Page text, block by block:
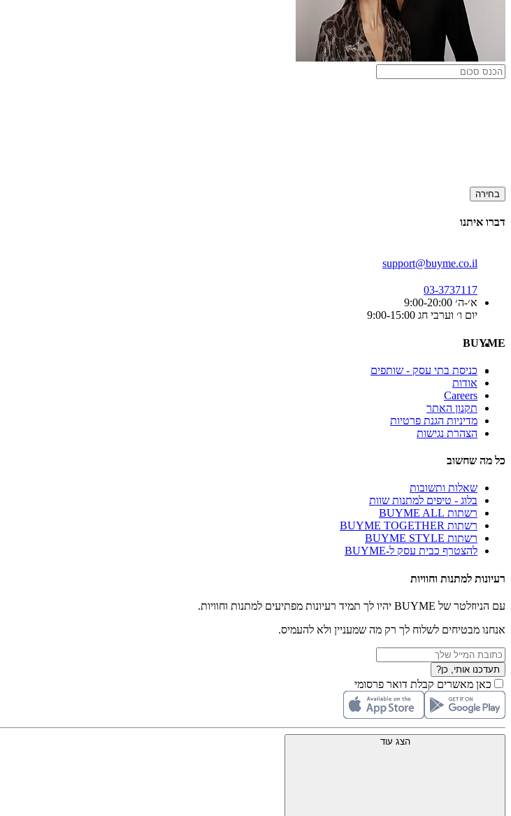
בחירה
דברו איתנו
support@buyme.co.il
03-3737117
א׳-ה׳ 9:00-20:00
יום ו׳ וערבי חג 9:00-15:00
BUYME
כניסת בתי עסק - שותפים
אודות
Careers
תקנון האתר
מדיניות הגנת פרטיות
הצהרת נגישות
כל מה שחשוב
שאלות ותשובות
בלוג - טיפים למתנות שוות
רשתות BUYME ALL
רשתות BUYME TOGETHER
רשתות BUYME STYLE
להצטרף כבית עסק ל-BUYME
רעיונות למתנות וחוויות
עם הניוזלטר של BUYME יהיו לך תמיד רעיונות מפתיעים למתנות וחוויות.
אנחנו מבטיחים לשלוח לך רק מה שמעניין ולא להעמיס.
תעדכנו אותי, כן?
כאן מאשרים קבלת דואר פרסומי
הצג עוד